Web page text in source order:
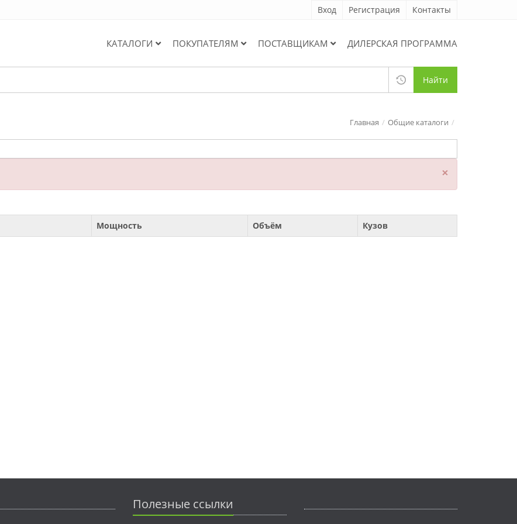
Вход Регистрация Контакты
КАТАЛОГИ ПОКУПАТЕЛЯМ ПОСТАВЩИКАМ ДИЛЕРСКАЯ ПРОГРАММА
Найти
Главная Общие каталоги
×
Мощность Объём Кузов
Полезные ссылки